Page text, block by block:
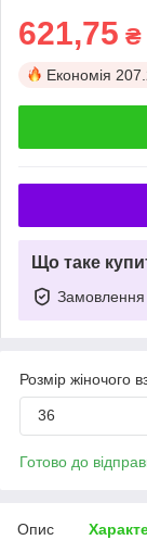
621,75 ₴
Економія
Що таке
Замовлення
Розмір жіночого
36
Готово до
Опис